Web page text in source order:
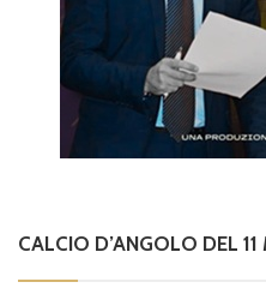
CALCIO D’ANGOLO DEL